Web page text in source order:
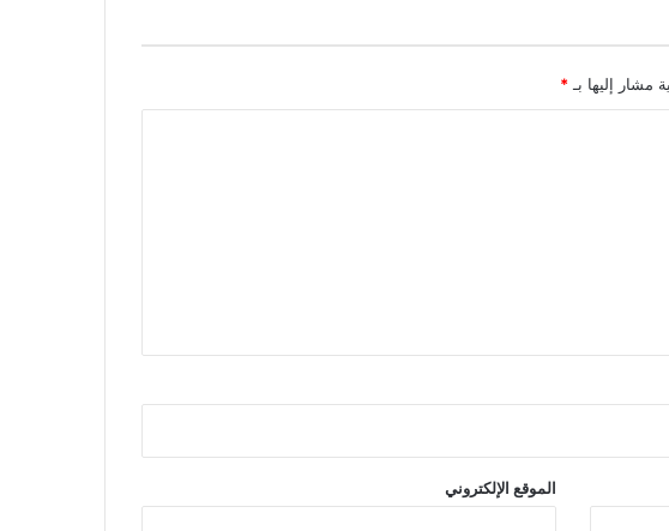
مشار إليها بـ*
الموقع الإلكتروني